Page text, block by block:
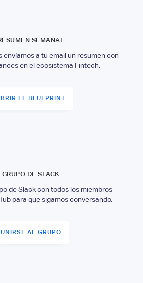
SEMANAL
envíamos a tu email un resumen con
en el ecosistema Fintech.
EL BLUEPRINT
GRUPO DE SLACK
de Slack con todos los miembros
para que sigamos conversando.
UNIRSE AL GRUPO